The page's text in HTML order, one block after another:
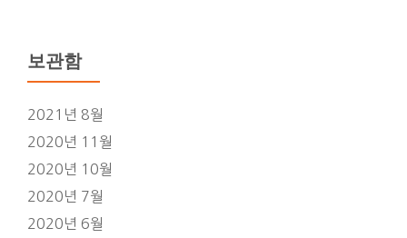
보관함
2021년 8월
2020년 11월
2020년 10월
2020년 7월
2020년 6월